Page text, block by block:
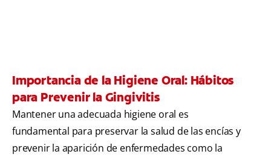
Importancia de la Higiene Oral: Hábitos
para Prevenir la Gingivitis
Mantener una adecuada higiene oral es
fundamental para preservar la salud de las encías y
prevenir la aparición de enfermedades como la